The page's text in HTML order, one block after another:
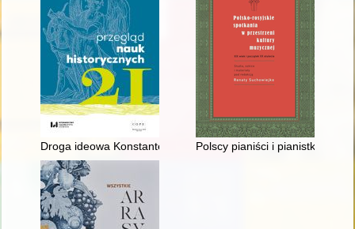
Droga ideowa Konstantego Łubieńskiego (1910-1977) : zarys
Polscy pianiści i pianistki w